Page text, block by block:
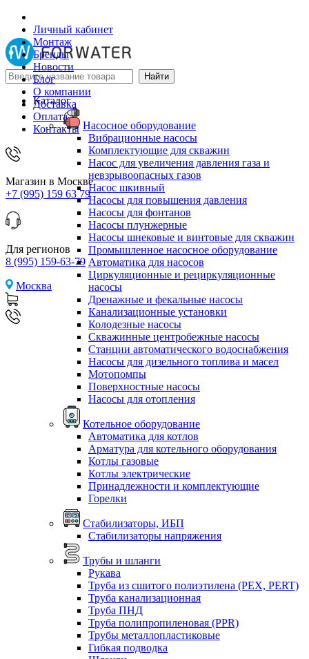
Личный кабинет
Монтаж
Бренды
Новости
Блог
О компании
Доставка
Оплата
Контакты
Магазин в Москве
+7 (995) 159 63 79
Для регионов
8 (995) 159-63-79
Москва
Каталог
Насосное оборудование
Вибрационные насосы
Комплектующие для скважин
Насос для увеличения давления газа и
невзрывоопасных газов
Насос шкивный
Насосы для повышения давления
Насосы для фонтанов
Насосы плунжерные
Насосы шнековые и винтовые для скважин
Промышленное насосное оборудование
Автоматика для насосов
Циркуляционные и рециркуляционные
насосы
Дренажные и фекальные насосы
Канализационные установки
Колодезные насосы
Скважинные центробежные насосы
Станции автоматического водоснабжения
Насосы для дизельного топлива и масел
Мотопомпы
Поверхностные насосы
Насосы для отопления
Котельное оборудование
Автоматика для котлов
Арматура для котельного оборудования
Котлы газовые
Котлы электрические
Принадлежности и комплектующие
Горелки
Стабилизаторы, ИБП
Стабилизаторы напряжения
Трубы и шланги
Рукава
Труба из сшитого полиэтилена (PEX, PERT)
Труба канализационная
Труба ПНД
Труба полипропиленовая (PPR)
Трубы металлопластиковые
Гибкая подводка